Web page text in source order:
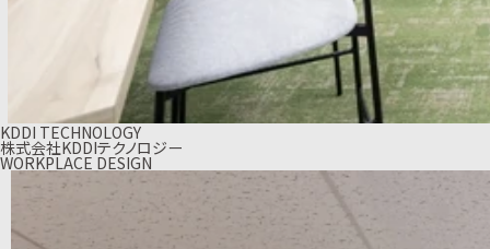
KDDI TECHNOLOGY
株式会社KDDIテクノロジー
WORKPLACE DESIGN